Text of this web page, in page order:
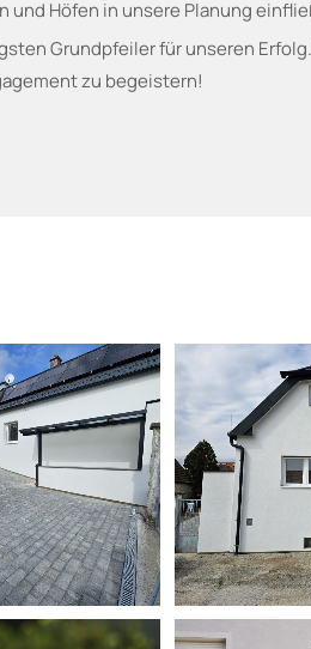
und Höfen in unsere Planung
Grundpfeiler für unseren
zu begeistern!